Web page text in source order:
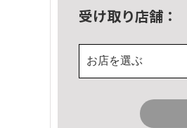
受け取り店舗：
お店を選ぶ